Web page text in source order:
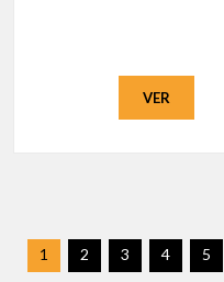
VER
1 2 3 4 5